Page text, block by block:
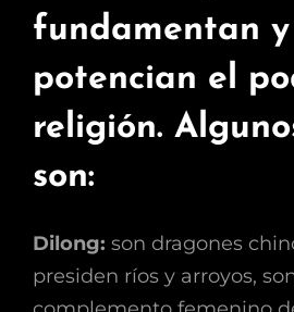
fundamentan y
potencian el
religión.
son:
Dilong: son dragones
presiden ríos y arroyos,